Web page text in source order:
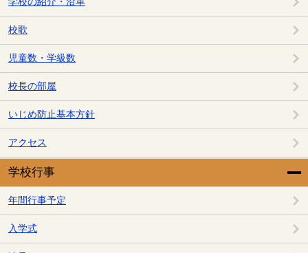
校歌
児童数・学級数
校長の部屋
いじめ防止基本方針
アクセス
学校行事
年間行事予定
入学式